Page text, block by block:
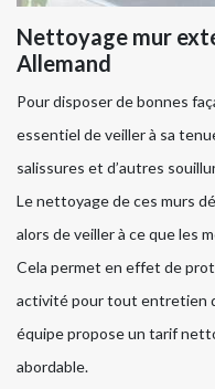
Nettoyage mur
Allemand
Pour disposer de bonnes
essentiel de veiller à sa
salissures et d’autres
Le nettoyage de ces murs
alors de veiller à ce que les
Cela permet en effet de
activité pour tout entretien
équipe propose un tarif
abordable.